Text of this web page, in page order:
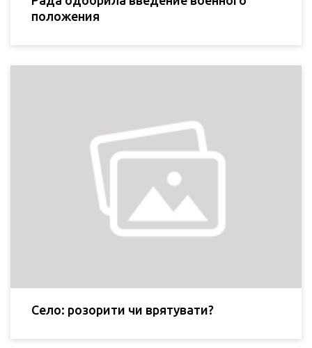
положения
Село: розорити чи врятувати?